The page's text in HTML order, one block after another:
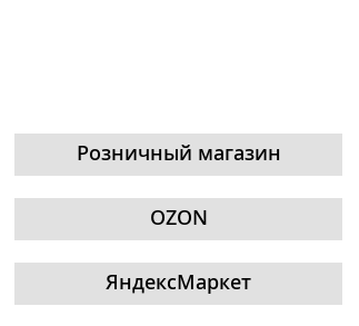
Розничный магазин
OZON
ЯндексМаркет